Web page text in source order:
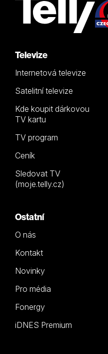
Televize
Internetová televize
Satelitní televize
Kde koupit dárkovou
TV kartu
TV program
Ceník
Sledovat TV
(moje.telly.cz)
Ostatní
O nás
Kontakt
Novinky
Pro média
Fonergy
iDNES Premium